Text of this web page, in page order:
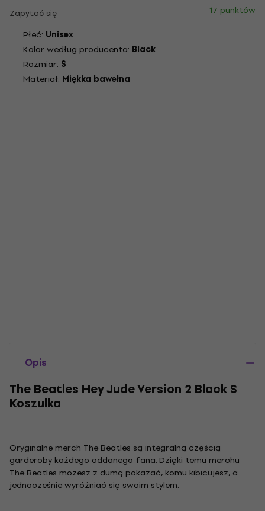
Zapytać się
17 punktów
Płeć: Unisex
Kolor według producenta: Black
Rozmiar: S
Materiał: Miękka bawełna
Opis
The Beatles Hey Jude Version 2 Black S
Koszulka
Oryginalne merch The Beatles są integralną częścią
garderoby każdego oddanego fana. Dzięki temu merchu
The Beatles możesz z dumą pokazać, komu kibicujesz, a
jednocześnie wyróżniać się swoim stylem.